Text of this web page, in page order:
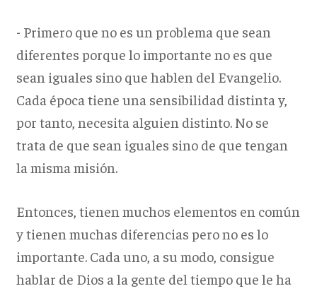
- Primero que no es un problema que sean
diferentes porque lo importante no es que
sean iguales sino que hablen del Evangelio.
Cada época tiene una sensibilidad distinta y,
por tanto, necesita alguien distinto. No se
trata de que sean iguales sino de que tengan
la misma misión.
Entonces, tienen muchos elementos en común
y tienen muchas diferencias pero no es lo
importante. Cada uno, a su modo, consigue
hablar de Dios a la gente del tiempo que le ha